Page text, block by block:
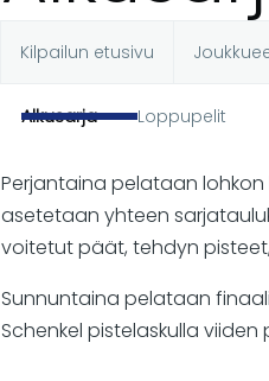
Kilpailun etusivu
Alkusarja Loppupelit
Perjantaina pelataan lohkon
asetetaan yhteen
voitetut päät, tehdyn
Sunnuntaina pelataan
Schenkel pistelaskulla viiden